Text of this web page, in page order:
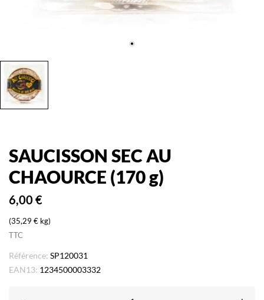
SAUCISSON SEC AU
CHAOURCE (170 g)
6,00 €
(35,29 € kg)
TTC
Référence: SP120031
EAN13: 1234500003332